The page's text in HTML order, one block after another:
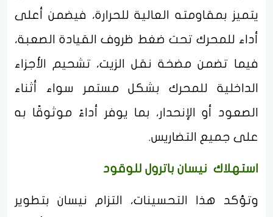
يتميز بمقاومته العالية للحرارة، فيضمن أعلى
أداء للمحرك تحت ضغط ظروف القيادة الصعبة،
فيما تضمن مضخة نقل الزيت، تشحيم الأجزاء
الداخلية للمحرك بشكل مستمر سواء أثناء
الصعود أو الإنحدار، بما يوفر أداءً موثوقًا به
على جميع التضاريس.
استهلاك نيسان باترول للوقود
وتؤكد هذا التحسينات، التزام نيسان بتطوير